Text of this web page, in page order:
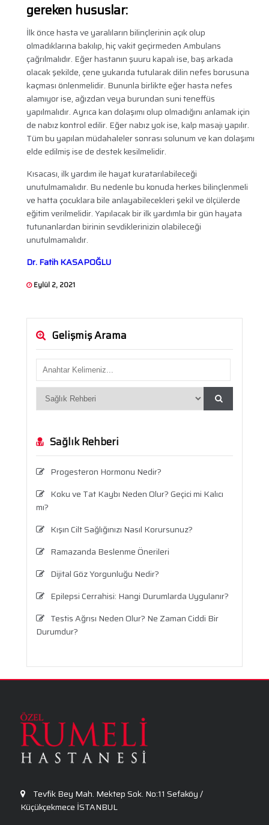
gereken hususlar:
İlk önce hasta ve yaralıların bilinçlerinin açık olup
olmadıklarına bakılıp, hiç vakit geçirmeden Ambulans
çağrılmalıdır. Eğer hastanın şuuru kapalı ise, baş arkada
olacak şekilde, çene yukarıda tutularak dilin nefes borusuna
kaçması önlenmelidir. Bununla birlikte eğer hasta nefes
alamıyor ise, ağızdan veya burundan suni teneffüs
yapılmalıdır. Ayrıca kan dolaşımı olup olmadığını anlamak için
de nabız kontrol edilir. Eğer nabız yok ise, kalp masajı yapılır.
Tüm bu yapılan müdahaleler sonrası solunum ve kan dolaşımı
elde edilmiş ise de destek kesilmelidir.
Kısacası, ilk yardım ile hayat kuratarılabileceği
unutulmamalıdır. Bu nedenle bu konuda herkes bilinçlenmeli
ve hatta çocuklara bile anlayabilecekleri şekil ve ölçülerde
eğitim verilmelidir. Yapılacak bir ilk yardımla bir gün hayata
tutunanlardan birinin sevdiklerinizin olabileceği
unutulmamalıdır.
Dr. Fatih KASAPOĞLU
Eylül 2, 2021
Gelişmiş Arama
Sağlık Rehberi
Progesteron Hormonu Nedir?
Koku ve Tat Kaybı Neden Olur? Geçici mi Kalıcı
mı?
Kışın Cilt Sağlığınızı Nasıl Korursunuz?
Ramazanda Beslenme Önerileri
Dijital Göz Yorgunluğu Nedir?
Epilepsi Cerrahisi: Hangi Durumlarda Uygulanır?
Testis Ağrısı Neden Olur? Ne Zaman Ciddi Bir
Durumdur?
Aronya Faydaları Nelerdir?
Kalp Ritim Bozukluğu
Anksiyete Bozukluğu: Belirtiler, Nedenler, Tanı
ve Etkili Tedavi Seçenekleri
Tevfik Bey Mah. Mektep Sok. No:11 Sefaköy /
Küçükçekmece İSTANBUL